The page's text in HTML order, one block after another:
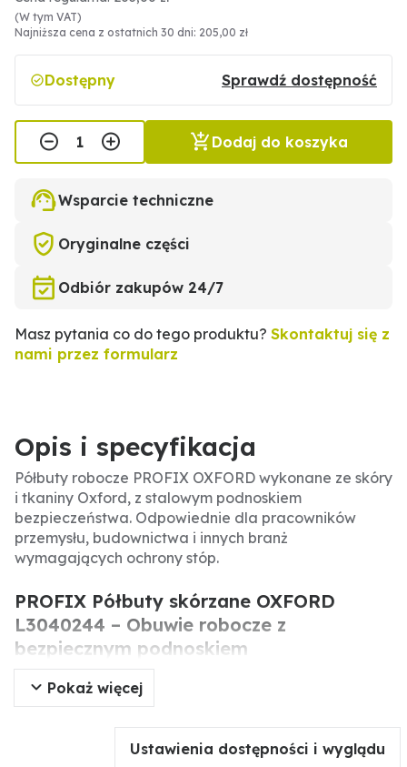
(W tym VAT)
Najniższa cena z ostatnich 30 dni: 205,00 zł
Dostępny Sprawdź dostępność
Dodaj do koszyka
Wsparcie techniczne
Oryginalne części
Odbiór zakupów 24/7
Masz pytania co do tego produktu? Skontaktuj się z
nami przez formularz
Opis i specyfikacja
Półbuty robocze PROFIX OXFORD wykonane ze skóry
i tkaniny Oxford, z stalowym podnoskiem
bezpieczeństwa. Odpowiednie dla pracowników
przemysłu, budownictwa i innych branż
wymagających ochrony stóp.
PROFIX Półbuty skórzane OXFORD
L3040244 – Obuwie robocze z
bezpiecznym podnoskiem
Półbuty robocze PROFIX model OXFORD to solidne
obuwie ochronne łączące skórę i tkaninę Oxford.
Wyposażone w stalowy podnosek bezpieczeństwa,
chroniący palce przed uderzeniami do 200 J. Idealne
Pokaż więcej
Ustawienia dostępności i wyglądu